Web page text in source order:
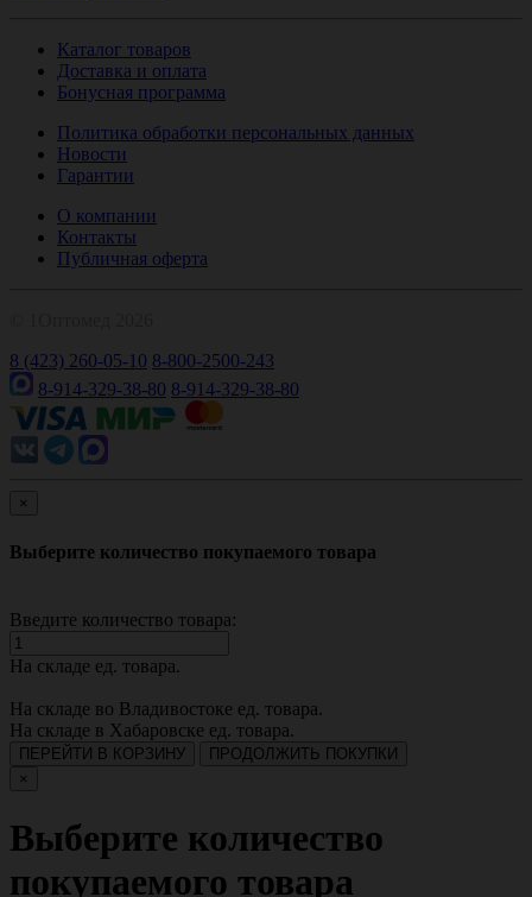
Каталог товаров
Доставка и оплата
Бонусная программа
Политика обработки персональных данных
Новости
Гарантии
О компании
Контакты
Публичная оферта
8 (423) 260-05-10 8-800-2500-243
8-914-329-38-80 8-914-329-38-80
×
Выберите количество покупаемого товара
Введите количество товара:
На складе ед. товара.
На складе во Владивостоке ед. товара.
На складе в Хабаровске ед. товара.
ПЕРЕЙТИ В КОРЗИНУ
ПРОДОЛЖИТЬ ПОКУПКИ
×
Выберите количество
покупаемого товара